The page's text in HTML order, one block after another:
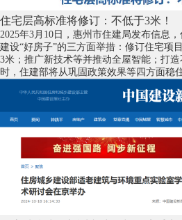
住宅层高标准将修订：不低于3米！
2025年3月10日，惠州市住建局发布信息
建设“好房子”的三方面举措：修订住宅项
3米；推广新技术等并推动全屋智能；打
时，住建部将从巩固政策效果等四方面稳